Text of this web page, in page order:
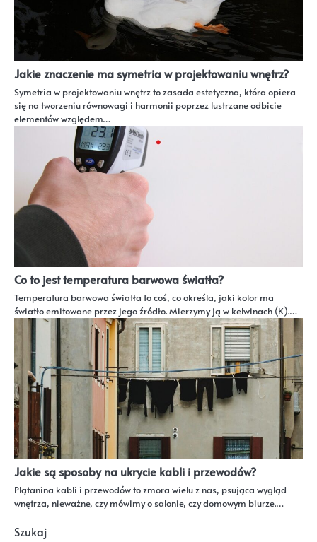
Jakie znaczenie ma symetria w projektowaniu wnętrz?
Symetria w projektowaniu wnętrz to zasada estetyczna, która opiera
się na tworzeniu równowagi i harmonii poprzez lustrzane odbicie
elementów względem…
Co to jest temperatura barwowa światła?
Temperatura barwowa światła to coś, co określa, jaki kolor ma
światło emitowane przez jego źródło. Mierzymy ją w kelwinach (K).…
Jakie są sposoby na ukrycie kabli i przewodów?
Plątanina kabli i przewodów to zmora wielu z nas, psująca wygląd
wnętrza, nieważne, czy mówimy o salonie, czy domowym biurze.…
Szukaj